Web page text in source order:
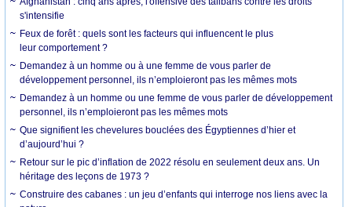
s'intensifie
Feux de forêt : quels sont les facteurs qui influencent le plus
leur comportement ?
Demandez à un homme ou à une femme de vous parler de
développement personnel, ils n’emploieront pas les mêmes mots
Demandez à un homme ou une femme de vous parler de développement
personnel, ils n’emploieront pas les mêmes mots
Que signifient les chevelures bouclées des Égyptiennes d’hier et
d’aujourd’hui ?
Retour sur le pic d’inflation de 2022 résolu en seulement deux ans. Un
héritage des leçons de 1973 ?
Construire des cabanes : un jeu d’enfants qui interroge nos liens avec la